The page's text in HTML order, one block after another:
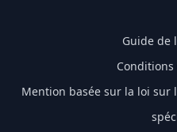
Guide de
Mention basée sur la loi sur